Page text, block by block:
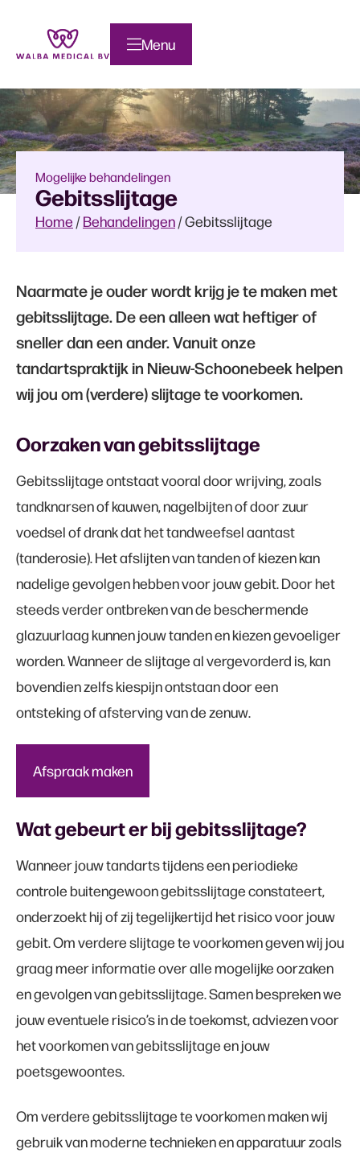
Menu
Mogelijke behandelingen
Gebitsslijtage
Home /Behandelingen/Gebitsslijtage
Naarmate je ouder wordt krijg je te maken met
gebitsslijtage. De een alleen wat heftiger of
sneller dan een ander. Vanuit onze
tandartspraktijk in Nieuw-Schoonebeek helpen
wij jou om (verdere) slijtage te voorkomen.
Oorzaken van gebitsslijtage
Gebitsslijtage ontstaat vooral door wrijving, zoals
tandknarsen of kauwen, nagelbijten of door zuur
voedsel of drank dat het tandweefsel aantast
(tanderosie). Het afslijten van tanden of kiezen kan
nadelige gevolgen hebben voor jouw gebit. Door het
steeds verder ontbreken van de beschermende
glazuurlaag kunnen jouw tanden en kiezen gevoeliger
worden. Wanneer de slijtage al vergevorderd is, kan
bovendien zelfs kiespijn ontstaan door een
ontsteking of afsterving van de zenuw.
Afspraak maken
Wat gebeurt er bij gebitsslijtage?
Wanneer jouw tandarts tijdens een periodieke
controle buitengewoon gebitsslijtage constateert,
onderzoekt hij of zij tegelijkertijd het risico voor jouw
gebit. Om verdere slijtage te voorkomen geven wij jou
graag meer informatie over alle mogelijke oorzaken
en gevolgen van gebitsslijtage. Samen bespreken we
jouw eventuele risico’s in de toekomst, adviezen voor
het voorkomen van gebitsslijtage en jouw
poetsgewoontes.
Om verdere gebitsslijtage te voorkomen maken wij
gebruik van moderne technieken en apparatuur zoals